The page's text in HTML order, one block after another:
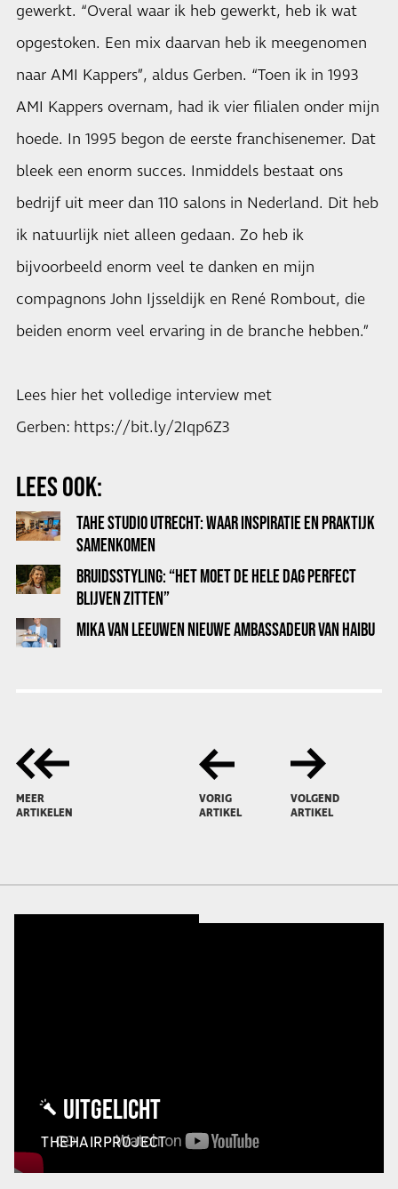
gewerkt. “Overal waar ik heb gewerkt, heb ik wat
opgestoken. Een mix daarvan heb ik meegenomen
naar AMI Kappers”, aldus Gerben. “Toen ik in 1993
AMI Kappers overnam, had ik vier filialen onder mijn
hoede. In 1995 begon de eerste franchisenemer. Dat
bleek een enorm succes. Inmiddels bestaat ons
bedrijf uit meer dan 110 salons in Nederland. Dit heb
ik natuurlijk niet alleen gedaan. Zo heb ik
bijvoorbeeld enorm veel te danken en mijn
compagnons John Ijsseldijk en René Rombout, die
beiden enorm veel ervaring in de branche hebben.”
Lees hier het volledige interview met
Gerben: https://bit.ly/2Iqp6Z3
LEES OOK:
TAHE STUDIO UTRECHT: WAAR INSPIRATIE EN PRAKTIJK
SAMENKOMEN
BRUIDSSTYLING: “HET MOET DE HELE DAG PERFECT
BLIJVEN ZITTEN”
MIKA VAN LEEUWEN NIEUWE AMBASSADEUR VAN HAIBU
MEER
ARTIKELEN
VORIG
ARTIKEL
VOLGEND
ARTIKEL
UITGELICHT
THEHAIRPROJECT